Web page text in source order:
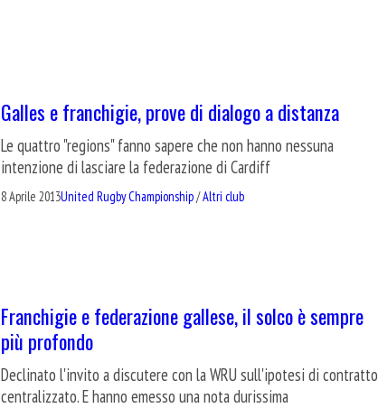
Galles e franchigie, prove di dialogo a distanza
Le quattro "regions" fanno sapere che non hanno nessuna
intenzione di lasciare la federazione di Cardiff
8 Aprile 2013United Rugby Championship/Altri club
Franchigie e federazione gallese, il solco è sempre
più profondo
Declinato l'invito a discutere con la WRU sull'ipotesi di contratto
centralizzato. E hanno emesso una nota durissima